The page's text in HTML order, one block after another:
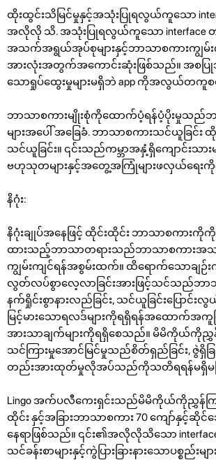
ထိုးထွင်းသိမြင်မှုနှင့်အသုံးပြုရလွယ်ကူသော
အလိုလို သိ. အသုံးပြုရလွယ်ကူသော interface တစ်
အသက်အရွယ်အုပ်စုများနှင့်ဘာသာစကားကျွမ်
အားလုံးအတွက်အကောင်းဆုံးဖြစ်သည်။ အစပြု
သောရှုပ်ထွေးမှုများမရှိဘဲ app ကိုအလွယ်တကူ
ဘာသာစကားမျိုးစုံကိုထောက်ပံ့ရန်ပံ့ပိုးမှုသည်
များအပေါ် အခြေခံ. ဘာသာစကားသင်ယူခြင်း
သင်ယူခြင်း။ ၎င်းသည်ကမ္ဘာအနှံ့ရှိကျောင်းသားမ
ဗဟုသုတများနှင့်အတွေ့အကြုံများဖလှယ်ရေးကို
နိဂုံး:
နိဂုံးချုပ်အနေဖြင့် ထိုင်းထိုင်း ဘာသာစကား
ထားသည့်ဘာသာတရားသည်ဘာသာစကားအ
ကျွမ်းကျင်ရန်အစွမ်းထက်။ ထိရောက်သောချဉ်
လွတ်လပ်စွာလေ့လာခြင်းအားဖြင့်သင်သည်ဘာ
နက်ရှိုင်းစွာနားလည်ခြင်း, သင်ယူခြင်းပြောင်း
မြင့်မားသောရလဒ်များကိုရရှိရန်အထောက်အကူ
အားသာချက်များကိုရရှိစေသည်။ မိမိကိုယ်ကိုညွှန်
သင်ကြားမှုအောင်မြင်မှုသည်စိတ်ရှည်ခြင်း, ဇွဲရှိ
တည်းအားထုတ်မှုလိုအပ်သည်ကိုသတိရရန်မရှိမ
Lingo အက်ပလီကေးရှင်းသည်မိမိကိုယ်ကိုညွှန်ကြ
ထိုင်း နှင့်အခြားဘာသာစကား 70 ကျော်နှင့်ဆို
နေရာဖြစ်သည်။ ၎င်း၏အလိုလိုသိသော
သင်ခန်းစာများနှင့်ကွဲပြားခြားနားသောပစ္စည်